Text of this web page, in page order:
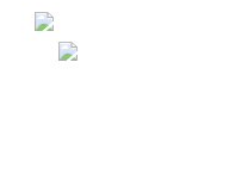
Tənzimlənən torakolomber bel
fiksasiya dəstəyi, bel onurğasının
fiksasiya dəstəyi